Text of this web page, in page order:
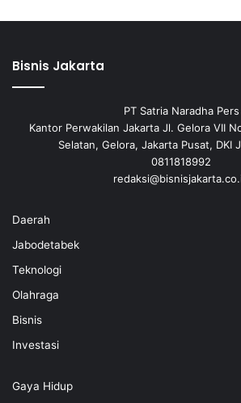
Bisnis Jakarta
PT Satria Naradha Pers
Kantor Perwakilan Jakarta Jl. Gelora VII
Selatan, Gelora, Jakarta Pusat, DKI
0811818992
Daerah
Jabodetabek
Teknologi
Olahraga
Bisnis
Investasi
Gaya Hidup